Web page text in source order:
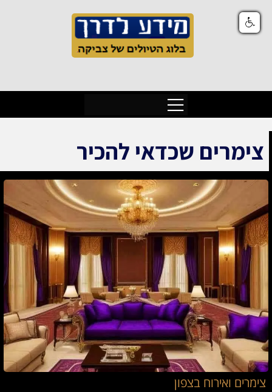
צימרים שכדאי להכיר
צימרים ואירוח בצפון